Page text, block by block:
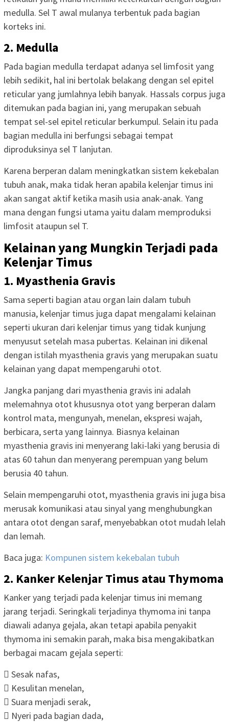
medulla. Sel T awal mulanya terbentuk pada bagian
korteks ini.
2. Medulla
Pada bagian medulla terdapat adanya sel limfosit yang
lebih sedikit, hal ini bertolak belakang dengan sel epitel
reticular yang jumlahnya lebih banyak. Hassals corpus juga
ditemukan pada bagian ini, yang merupakan sebuah
tempat sel-sel epitel reticular berkumpul. Selain itu pada
bagian medulla ini berfungsi sebagai tempat
diproduksinya sel T lanjutan.
Karena berperan dalam meningkatkan sistem kekebalan
tubuh anak, maka tidak heran apabila kelenjar timus ini
akan sangat aktif ketika masih usia anak-anak. Yang
mana dengan fungsi utama yaitu dalam memproduksi
limfosit ataupun sel T.
Kelainan yang Mungkin Terjadi pada
Kelenjar Timus
1. Myasthenia Gravis
Sama seperti bagian atau organ lain dalam tubuh
manusia, kelenjar timus juga dapat mengalami kelainan
seperti ukuran dari kelenjar timus yang tidak kunjung
menyusut setelah masa pubertas. Kelainan ini dikenal
dengan istilah myasthenia gravis yang merupakan suatu
kelainan yang dapat mempengaruhi otot.
Jangka panjang dari myasthenia gravis ini adalah
melemahnya otot khususnya otot yang berperan dalam
kontrol mata, mengunyah, menelan, ekspresi wajah,
berbicara, serta yang lainnya. Biasnya kelainan
myasthenia gravis ini menyerang laki-laki yang berusia di
atas 60 tahun dan menyerang perempuan yang belum
berusia 40 tahun.
Selain mempengaruhi otot, myasthenia gravis ini juga bisa
merusak komunikasi atau sinyal yang menghubungkan
antara otot dengan saraf, menyebabkan otot mudah lelah
dan lemah.
Baca juga: Kompunen sistem kekebalan tubuh
2. Kanker Kelenjar Timus atau Thymoma
Kanker yang terjadi pada kelenjar timus ini memang
jarang terjadi. Seringkali terjadinya thymoma ini tanpa
diawali adanya gejala, akan tetapi apabila penyakit
thymoma ini semakin parah, maka bisa mengakibatkan
berbagai macam gejala seperti:
 Sesak nafas,
 Kesulitan menelan,
 Suara menjadi serak,
 Nyeri pada bagian dada,